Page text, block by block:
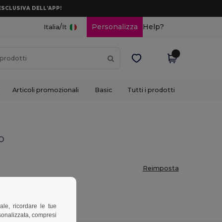
DELL’APP!
Italia/It Personalizza Help?
Articoli promozionali Basic Tutti i prodotti
Reimposta
ricordare le tue
compresi